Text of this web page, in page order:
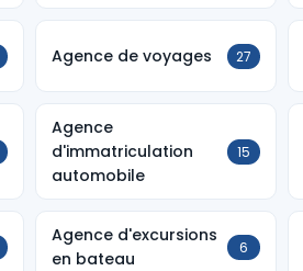
Agence de voyages 27
Agence
d'immatriculation
automobile
15
Agence d'excursions
en bateau
6